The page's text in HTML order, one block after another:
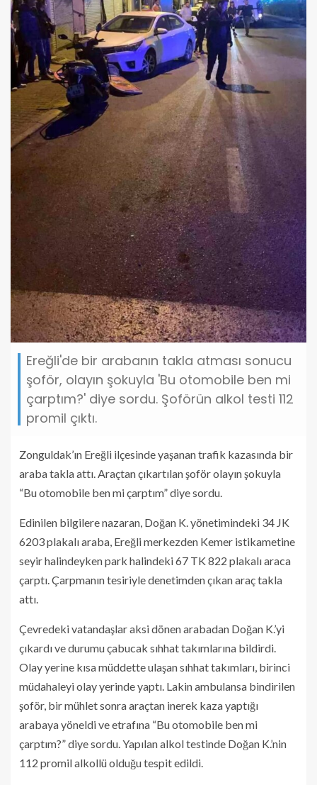
Ereğli'de bir arabanın takla atması sonucu
şoför, olayın şokuyla 'Bu otomobile ben mi
çarptım?' diye sordu. Şoförün alkol testi 112
promil çıktı.
Zonguldak’ın Ereğli ilçesinde yaşanan trafik kazasında bir
araba takla attı. Araçtan çıkartılan şoför olayın şokuyla
“Bu otomobile ben mi çarptım” diye sordu.
Edinilen bilgilere nazaran, Doğan K. yönetimindeki 34 JK
6203 plakalı araba, Ereğli merkezden Kemer istikametine
seyir halindeyken park halindeki 67 TK 822 plakalı araca
çarptı. Çarpmanın tesiriyle denetimden çıkan araç takla
attı.
Çevredeki vatandaşlar aksi dönen arabadan Doğan K.’yi
çıkardı ve durumu çabucak sıhhat takımlarına bildirdi.
Olay yerine kısa müddette ulaşan sıhhat takımları, birinci
müdahaleyi olay yerinde yaptı. Lakin ambulansa bindirilen
şoför, bir mühlet sonra araçtan inerek kaza yaptığı
arabaya yöneldi ve etrafına “Bu otomobile ben mi
çarptım?” diye sordu. Yapılan alkol testinde Doğan K.’nin
112 promil alkollü olduğu tespit edildi.